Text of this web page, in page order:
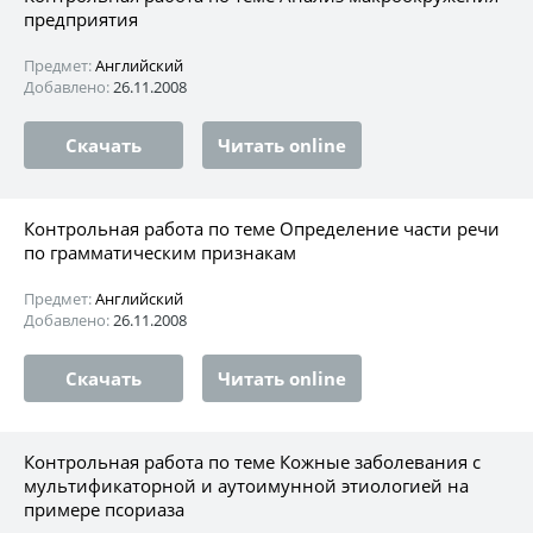
предприятия
Предмет:Английский
Добавлено:26.11.2008
Скачать Читать online
Контрольная работа по теме Определение части речи
по грамматическим признакам
Предмет:Английский
Добавлено:26.11.2008
Скачать Читать online
Контрольная работа по теме Кожные заболевания с
мультификаторной и аутоимунной этиологией на
примере псориаза